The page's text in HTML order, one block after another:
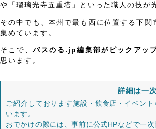
や「瑠璃光寺五重塔」といった職人の技が
その中でも、本州で最も西に位置する下
集めています。
そこで、バスのる.jp編集部がピックアッ
思います。
詳細は一
ご紹介しております施設・飲食店・イベン
います。
おでかけの際には、事前に公式HPなどで一次